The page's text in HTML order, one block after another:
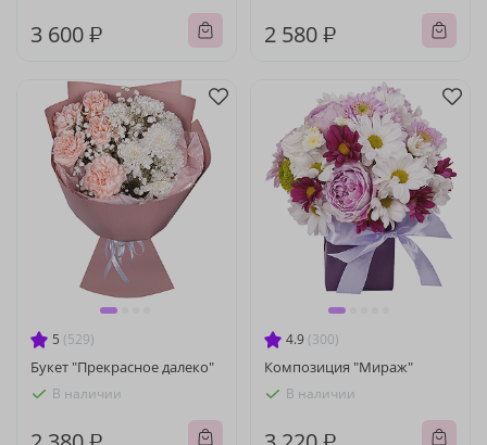
3 600 ₽ 2 580 ₽
5 (529)
Букет "Прекрасное далеко"
В наличии
4.9 (300)
Композиция "Мираж"
В наличии